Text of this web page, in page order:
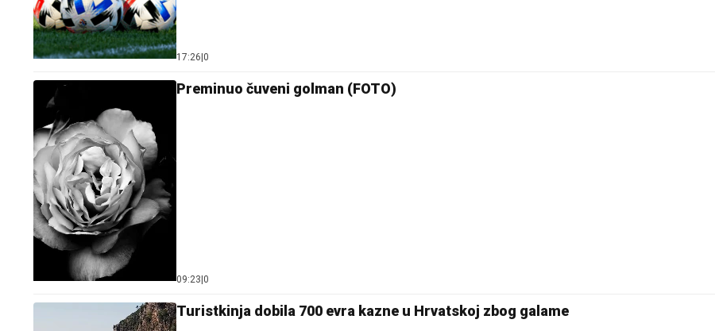
17:26 0
Preminuo čuveni golman (FOTO)
09:23 0
Turistkinja dobila 700 evra kazne u Hrvatskoj zbog galame